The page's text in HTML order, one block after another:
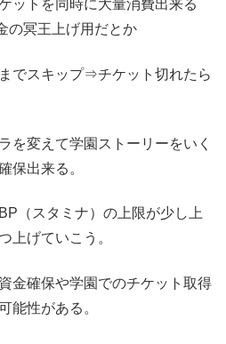
ットを同時に大量消費出来る
の冥王上げ用だとか
でスキップ⇒チケット切れたら
を変えて学園ストーリーをいく
保出来る。
（スタミナ）の上限が少し上
上げていこう。
金確保や学園でのチケット取得
能性がある。